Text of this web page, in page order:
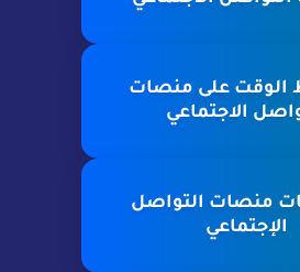
على منصات
الاجتماعي
منصات التواصل
الإجتماعي